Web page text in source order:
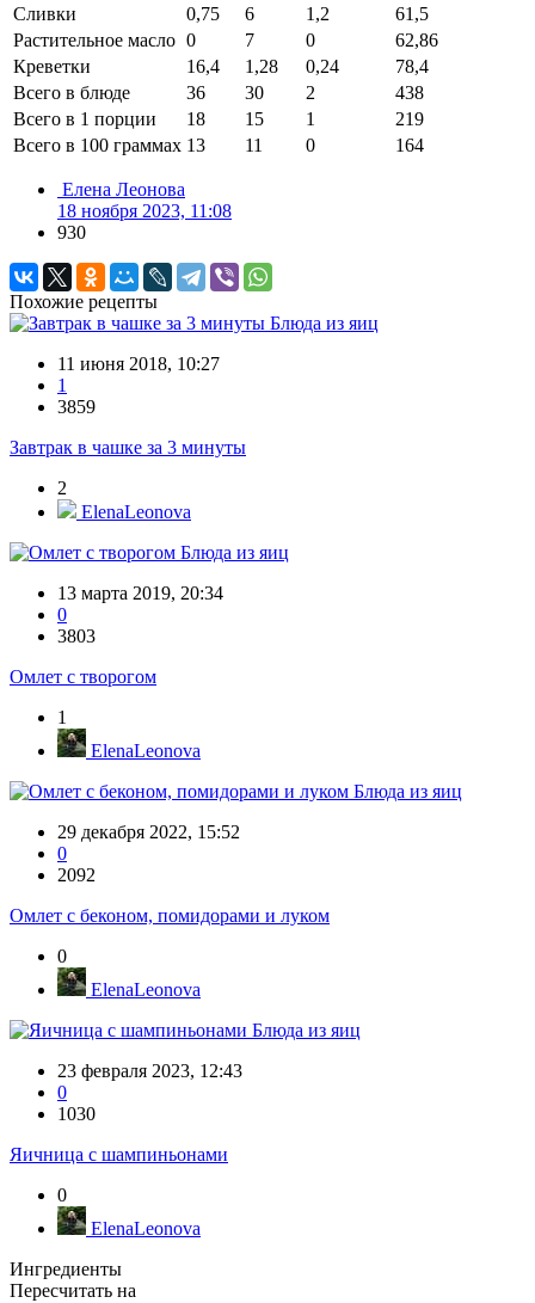
Сливки
0,75 6 1,2
61,5
Растительное масло 0 7 0
62,86
Креветки
16,4 1,28 0,24
78,4
Всего в блюде
36 30 2
438
Всего в 1 порции
18 15 1
219
Всего в 100 граммах 13 11 0 164
Елена Леонова
18 ноября 2023, 11:08
930
Похожие рецепты
Блюда из яиц
11 июня 2018, 10:27
1
3859
Завтрак в чашке за 3 минуты
2
ElenaLeonova
Блюда из яиц
13 марта 2019, 20:34
0
3803
Омлет с творогом
1
ElenaLeonova
Блюда из яиц
29 декабря 2022, 15:52
0
2092
Омлет с беконом, помидорами и луком
0
ElenaLeonova
Блюда из яиц
23 февраля 2023, 12:43
0
1030
Яичница с шампиньонами
0
ElenaLeonova
Ингредиенты
Пересчитать на